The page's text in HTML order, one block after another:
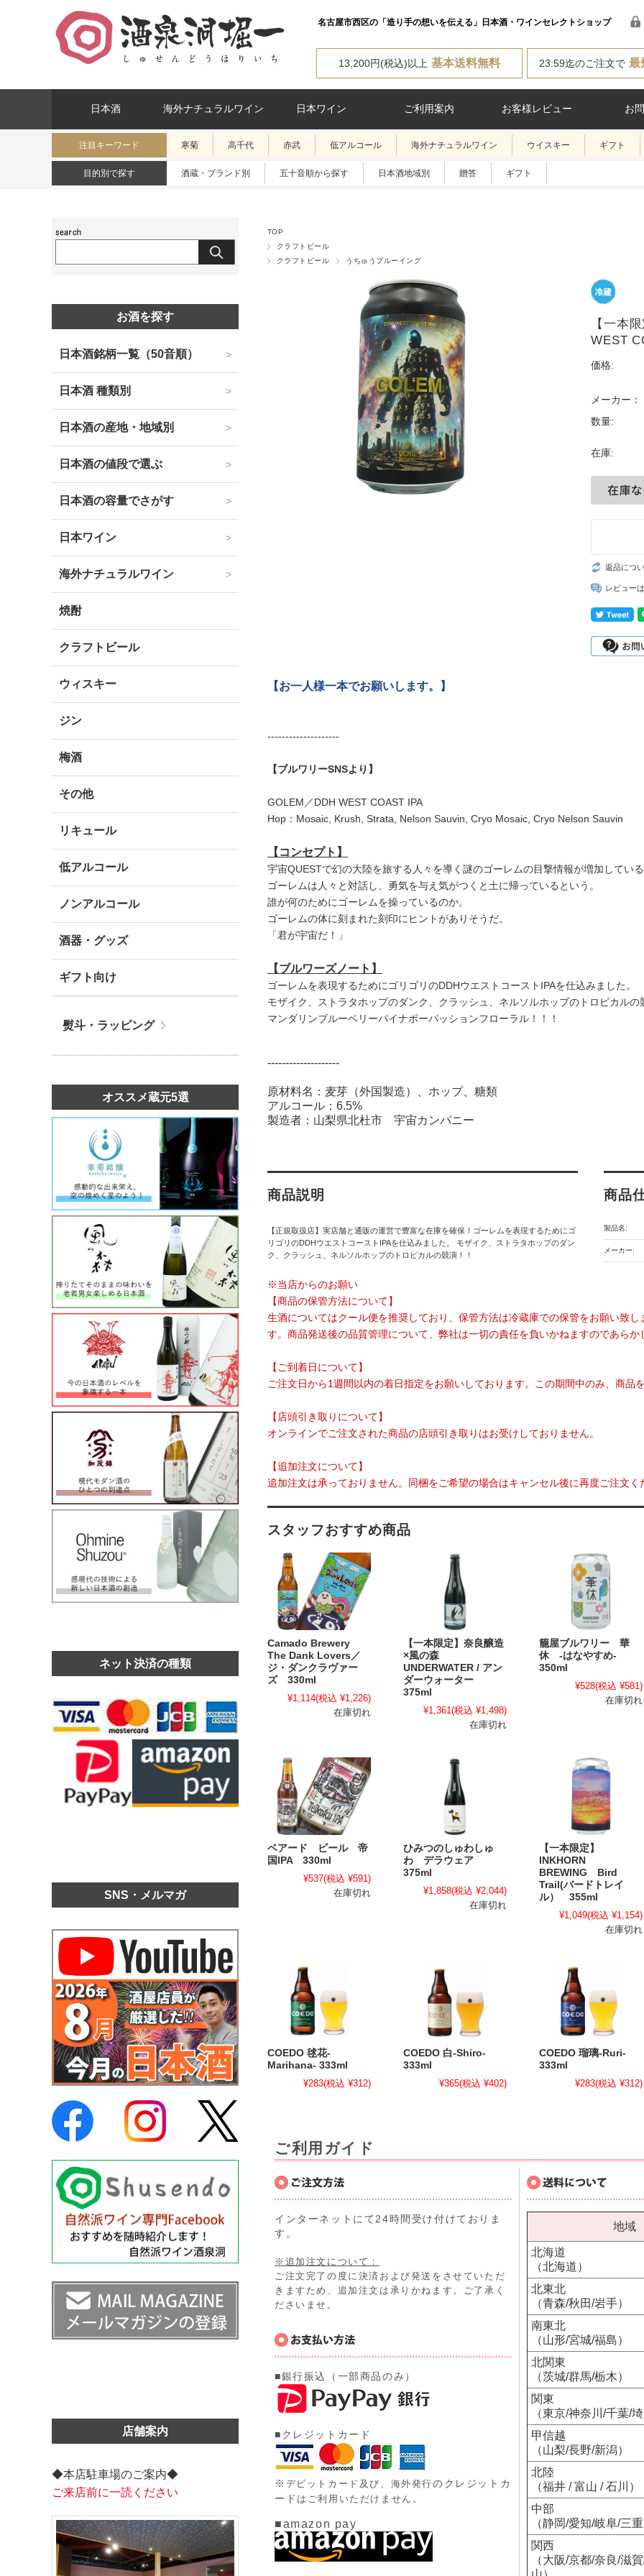
名古屋市西区の「造り手の想いを伝える」日本酒・ワインセレクトショップ
13,200円(税込)以上 基本送料無料 23:59迄のご注文で 最
日本酒 海外ナチュラルワイン 日本ワイン ご利用案内 お客様レビュー お
注目キーワード 寒菊 高千代 赤武 低アルコール 海外ナチュラルワイン ウイスキー ギフト
目的別で探す 酒蔵・ブランド別 五十音順から探す 日本酒地域別 贈答 ギフト
TOP
クラフトビール
クラフトビール
うちゅうブルーイング
【一本
WEST
価格:
メーカー：
数量:
在庫:
返品につ
レビュー
【お一人様一本でお願いします。】
--------------------
【ブルワリーSNSより】
GOLEM／DDH WEST COAST IPA
Hop：Mosaic, Krush, Strata, Nelson Sauvin, Cryo Mosaic, Cryo Nelson Sauvin
【コンセプト】
宇宙QUESTで幻の大陸を旅する人々を導く謎のゴーレムの目撃情報が増加してい
ゴーレムは人々と対話し、勇気を与え気がつくと土に帰っているという。
誰が何のためにゴーレムを操っているのか。
ゴーレムの体に刻まれた刻印にヒントがありそうだ。
「君が宇宙だ！」
【ブルワーズノート】
ゴーレムを表現するためにゴリゴリのDDHウエストコーストIPAを仕込みました。
モザイク、ストラタホップのダンク、クラッシュ、ネルソルホップのトロピカルの
マンダリンブルーベリーパイナポーパッションフローラル！！！
--------------------
原材料名：麦芽（外国製造）、ホップ、糖類
アルコール：6.5%
製造者：山梨県北杜市 宇宙カンパニー
商品説明
【正規取扱店】実店舗と通販の運営で豊富な在庫を確保！ゴーレムを表現するためにゴ
リゴリのDDHウエストコーストIPAを仕込みました。 モザイク、ストラタホップのダン
ク、クラッシュ、ネルソルホップのトロピカルの競演！！
商品
製品名:
メーカー:
※当店からのお願い
【商品の保管方法について】
生酒についてはクール便を推奨しており、保管方法は冷蔵庫での保管をお願い致
す。商品発送後の品質管理について、弊社は一切の責任を負いかねますのであらか
【ご到着日について】
ご注文日から1週間以内の着日指定をお願いしております。この期間中のみ、商品
【店頭引き取りについて】
オンラインでご注文された商品の店頭引き取りはお受けしておりません。
【追加注文について】
追加注文は承っておりません。同梱をご希望の場合はキャンセル後に再度ご注文く
スタッフおすすめ商品
Camado Brewery
The Dank Lovers／
ジ・ダンクラヴァー
ズ 330ml
¥1,114(税込 ¥1,226)
在庫切れ
【一本限定】奈良醸造
×風の森
UNDERWATER / アン
ダーウォーター
375ml
¥1,361(税込 ¥1,498)
在庫切れ
籠屋ブルワリー 華
休 -はなやすめ-
350ml
¥528(税込 ¥581)
在庫切れ
ベアード ビール 帝
国IPA 330ml
¥537(税込 ¥591)
在庫切れ
ひみつのしゅわしゅ
わ デラウェア
375ml
¥1,858(税込 ¥2,044)
在庫切れ
【一本限定】
INKHORN
BREWING Bird
Trail(バードトレイ
ル） 355ml
¥1,049(税込 ¥1,154)
在庫切れ
COEDO 毬花-
Marihana- 333ml
¥283(税込 ¥312)
COEDO 白-Shiro-
333ml
¥365(税込 ¥402)
COEDO 瑠璃-Ruri-
333ml
¥283(税込 ¥312)
ご利用ガイド
インターネットにて24時間受け付けておりま
す。
※追加注文について：
ご注文完了の度に決済および発送をさせていただ
きますため、追加注文は承りかねます。ご了承く
ださいませ。
■銀行振込（一部商品のみ）
■クレジットカード
※ デビットカード及び、 海外発行のクレジットカ
ード はご利用いただけません。
■amazon pay
地域
北海道
（北海道）
北東北
（青森/秋田/岩手）
南東北
（山形/宮城/福島）
北関東
（茨城/群馬/栃木）
関東
（東京/神奈川/千葉/
甲信越
（山梨/長野/新潟）
北陸
（福井 / 富山 / 石川）
中部
（静岡/愛知/岐阜/三
関西
（大阪/京都/奈良/滋
お酒を探す
日本酒銘柄一覧（50音順）
日本酒 種類別
日本酒の産地・地域別
日本酒の値段で選ぶ
日本酒の容量でさがす
日本ワイン
海外ナチュラルワイン
焼酎
クラフトビール
ウィスキー
ジン
梅酒
その他
リキュール
低アルコール
ノンアルコール
酒器・グッズ
ギフト向け
熨斗・ラッピング
オススメ蔵元5選
ネット決済の種類
SNS・メルマガ
店舗案内
◆本店駐車場のご案内◆
ご来店前に一読ください